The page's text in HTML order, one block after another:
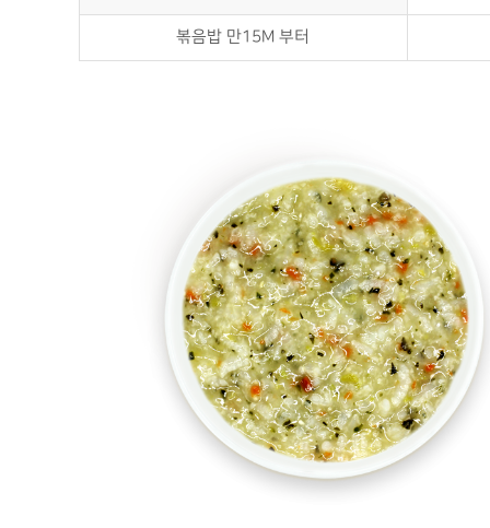
볶음밥 만15M 부터